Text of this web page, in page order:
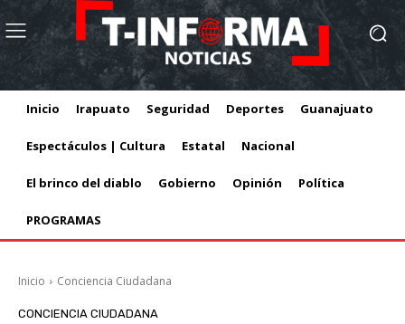
Inicio Irapuato Seguridad Deportes Guanajuato
Espectáculos | Cultura Estatal Nacional
El brinco del diablo Gobierno Opinión Política
PROGRAMAS
Inicio Conciencia Ciudadana
CONCIENCIA CIUDADANA